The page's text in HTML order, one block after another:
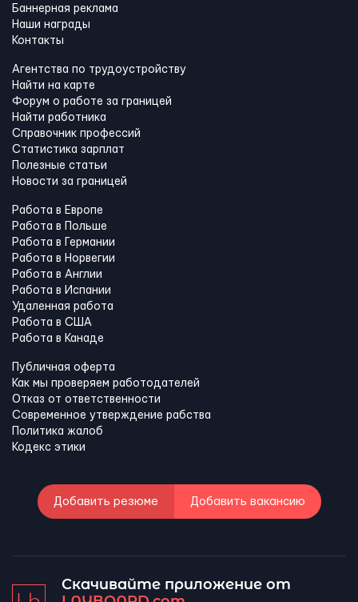
Баннерная реклама
Наши награды
Контакты
Агентства по трудоустройству
Найти на карте
Форум о работе за границей
Найти работника
Справочник профессий
Статистика зарплат
Полезные статьи
Новости за границей
Работа в Европе
Работа в Польше
Работа в Германии
Работа в Норвегии
Работа в Англии
Работа в Испании
Удаленная работа
Работа в США
Работа в Канадe
Публичная оферта
Как мы проверяем работодателей
Отказ от ответственности
Современное утверждение рабства
Политика жалоб
Кодекс этики
Добавить резюме Добавить вакансию
Скачивайте приложение от